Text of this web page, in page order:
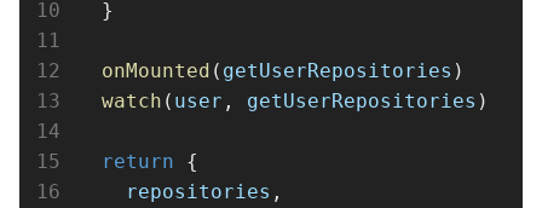
  }
onMounted ( getUserRepositories )
watch ( user , getUserRepositories )
return {
repositories ,